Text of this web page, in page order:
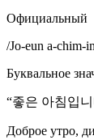
Официальный
/Jo-eun a-chim-
Буквальное
“좋은 아침입
Доброе утро,